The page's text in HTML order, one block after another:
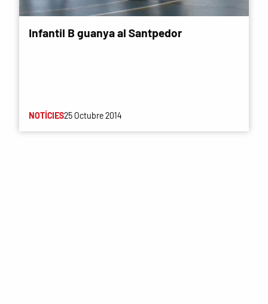
Infantil B guanya al Santpedor
NOTÍCIES25 Octubre 2014